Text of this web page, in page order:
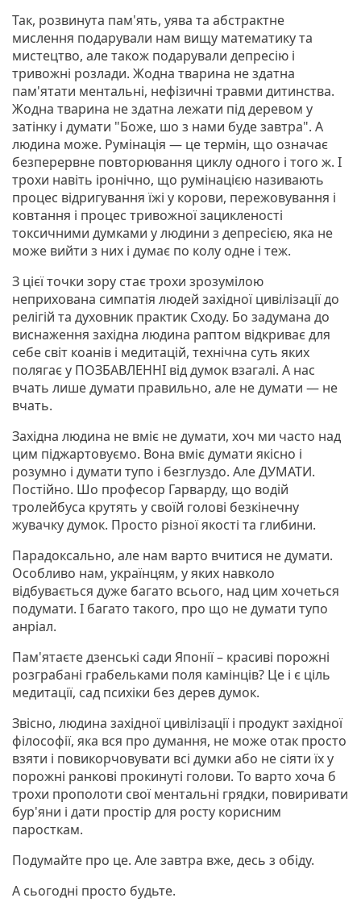
Так, розвинута пам'ять, уява та абстрактне
мислення подарували нам вищу математику та
мистецтво, але також подарували депресію і
тривожні розлади. Жодна тварина не здатна
пам'ятати ментальні, нефізичні травми дитинства.
Жодна тварина не здатна лежати під деревом у
затінку і думати "Боже, шо з нами буде завтра". А
людина може. Румінація — це термін, що означає
безперервне повторювання циклу одного і того ж. І
трохи навіть іронічно, що румінацією називають
процес відригування їжі у корови, пережовування і
ковтання і процес тривожної зацикленості
токсичними думками у людини з депресією, яка не
може вийти з них і думає по колу одне і теж.
З цієї точки зору стає трохи зрозумілою
неприхована симпатія людей західної цивілізації до
релігій та духовник практик Сходу. Бо задумана до
виснаження західна людина раптом відкриває для
себе світ коанів і медитацій, технічна суть яких
полягає у ПОЗБАВЛЕННІ від думок взагалі. А нас
вчать лише думати правильно, але не думати — не
вчать.
Західна людина не вміє не думати, хоч ми часто над
цим піджартовуємо. Вона вміє думати якісно і
розумно і думати тупо і безглуздо. Але ДУМАТИ.
Постійно. Шо професор Гарварду, що водій
тролейбуса крутять у своїй голові безкінечну
жувачку думок. Просто різної якості та глибини.
Парадоксально, але нам варто вчитися не думати.
Особливо нам, українцям, у яких навколо
відбувається дуже багато всього, над цим хочеться
подумати. І багато такого, про що не думати тупо
анріал.
Пам'ятаєте дзенські сади Японії – красиві порожні
розграбані грабельками поля камінців? Це і є ціль
медитації, сад психіки без дерев думок.
Звісно, людина західної цивілізації і продукт західної
філософії, яка вся про думання, не може отак просто
взяти і повикорчовувати всі думки або не сіяти їх у
порожні ранкові прокинуті голови. То варто хоча б
трохи прополоти свої ментальні грядки, повиривати
бур'яни і дати простір для росту корисним
паросткам.
Подумайте про це. Але завтра вже, десь з обіду.
А сьогодні просто будьте.